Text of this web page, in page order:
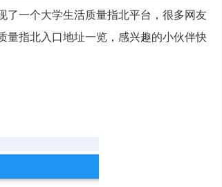
了一个大学生活质量指北平台，很多网友
量指北入口地址一览，感兴趣的小伙伴快